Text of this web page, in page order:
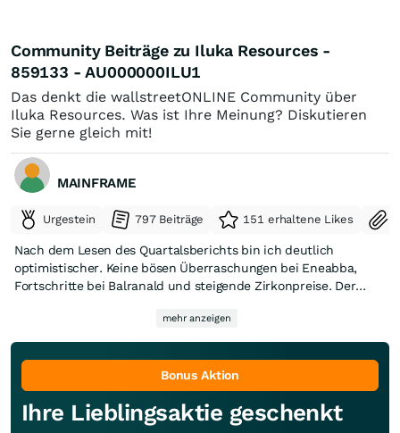
Community Beiträge zu Iluka Resources -
859133 - AU000000ILU1
Das denkt die wallstreetONLINE Community über
Iluka Resources. Was ist Ihre Meinung? Diskutieren
Sie gerne gleich mit!
MAINFRAME
Urgestein 797 Beiträge 151 erhaltene Likes
Nach dem Lesen des Quartalsberichts bin ich deutlich
optimistischer. Keine bösen Überraschungen bei Eneabba,
Fortschritte bei Balranald und steigende Zirkonpreise. Der
langfristige Investoren aus meiner Sicht ein solides Update.
mehr anzeigen
Bonus Aktion
Ihre Lieblingsaktie geschenkt